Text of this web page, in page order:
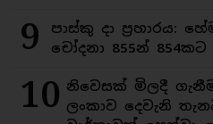
9
පාස්කු දා ප්‍රහාරය:
චෝදනා 855න්
10 නිවෙසක් මිලදී
ලංකාව දෙවැනි